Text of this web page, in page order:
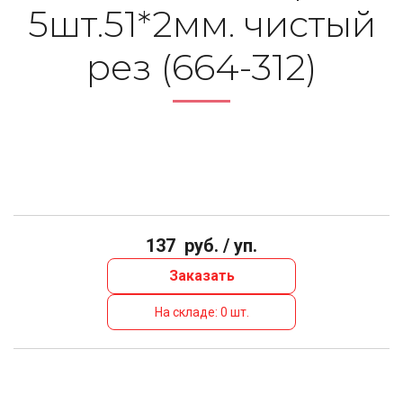
5шт.51*2мм. чистый
рез (664-312)
137 руб. / уп.
Заказать
На складе: 0 шт.